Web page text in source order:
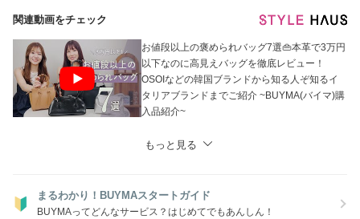
関連動画をチェック
お値段以上の褒められバッグ7選👜本革で3万円
以下なのに高見えバッグを徹底レビュー！
OSOIなどの韓国ブランドから知る人ぞ知るイ
タリアブランドまでご紹介 ~BUYMA(バイマ)購
入品紹介~
もっと見る
まるわかり！BUYMAスタートガイド
BUYMAってどんなサービス？はじめてでもあんしん！